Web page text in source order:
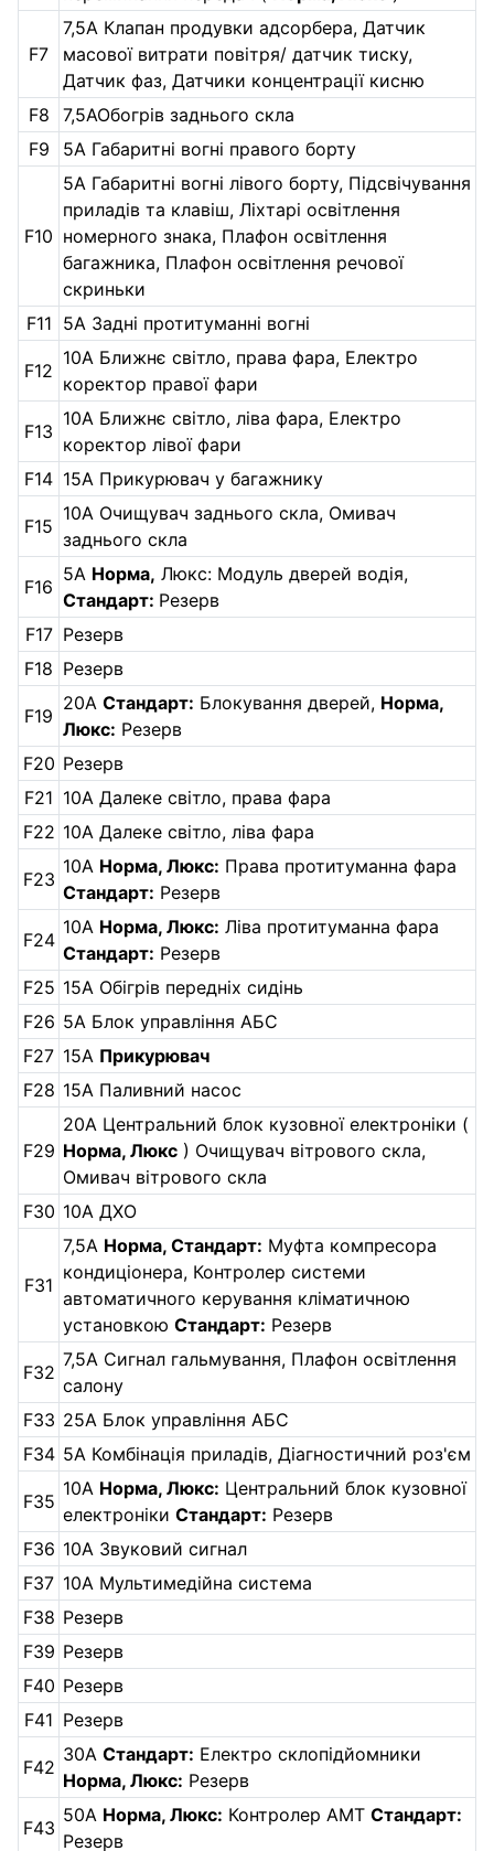
F7
7,5А Клапан продувки адсорбера, Датчик
масової витрати повітря/ датчик тиску,
Датчик фаз, Датчики концентрації кисню
F8
7,5АОбогрів заднього скла
F9
5А Габаритні вогні правого борту
F10
5А Габаритні вогні лівого борту, Підсвічування
приладів та клавіш, Ліхтарі освітлення
номерного знака, Плафон освітлення
багажника, Плафон освітлення речової
скриньки
F11 5А Задні протитуманні вогні
F12
10А Ближнє світло, права фара, Електро
коректор правої фари
F13
10А Ближнє світло, ліва фара, Електро
коректор лівої фари
F14 15А Прикурювач у багажнику
F15
10А Очищувач заднього скла, Омивач
заднього скла
F16
5А Норма, Люкс: Модуль дверей водія,
Стандарт: Резерв
F17 Резерв
F18 Резерв
F19
20АСтандарт: Блокування дверей, Норма,
Люкс: Резерв
F20 Резерв
F21 10А Далеке світло, права фара
F22 10А Далеке світло, ліва фара
F23
10А Норма, Люкс: Права протитуманна фара
Стандарт: Резерв
F24
10А Норма, Люкс: Ліва протитуманна фара
Стандарт: Резерв
F25 15А Обігрів передніх сидінь
F26 5А Блок управління АБС
F27 15А Прикурювач
F28 15А Паливний насос
F29
20А Центральний блок кузовної електроніки (
Норма, Люкс ) Очищувач вітрового скла,
Омивач вітрового скла
F30 10А ДХО
F31
7,5А Норма, Стандарт: Муфта компресора
кондиціонера, Контролер системи
автоматичного керування кліматичною
установкоюСтандарт: Резерв
F32
7,5А Сигнал гальмування, Плафон освітлення
салону
F33 25А Блок управління АБС
F34 5А Комбінація приладів, Діагностичний роз'єм
F35
10А Норма, Люкс: Центральний блок кузовної
електронікиСтандарт: Резерв
F36 10А Звуковий сигнал
F37 10А Мультимедійна система
F38 Резерв
F39 Резерв
F40 Резерв
F41 Резерв
F42
30АСтандарт: Електро склопідйомники
Норма, Люкс: Резерв
F43
50А Норма, Люкс: Контролер АМТСтандарт:
Резерв